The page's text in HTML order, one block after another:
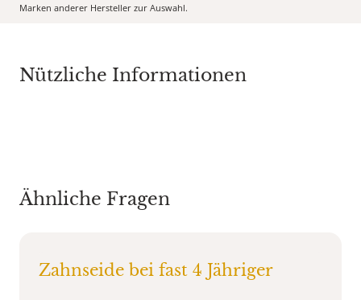
Marken anderer Hersteller zur Auswahl.
Nützliche Informationen
Ähnliche Fragen
Zahnseide bei fast 4 Jähriger